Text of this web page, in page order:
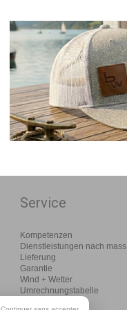
Service
Kompetenzen
Dienstleistungen nach mass
Lieferung
Garantie
Wind + Wetter
Umrechnungstabelle